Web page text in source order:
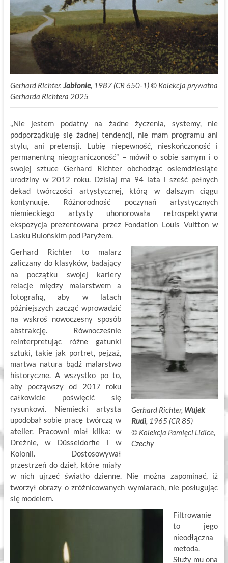
Gerhard Richter, Jabłonie, 1987 (CR 650-1) © Kolekcja prywatna
Gerharda Richtera 2025
,,Nie jestem podatny na żadne życzenia, systemy, nie
podporządkuję się żadnej tendencji, nie mam programu ani
stylu, ani pretensji. Lubię niepewność, nieskończoność i
permanentną nieograniczoność” – mówił o sobie samym i o
swojej sztuce Gerhard Richter obchodząc osiemdziesiąte
urodziny w 2012 roku. Dzisiaj ma 94 lata i sześć pełnych
dekad twórczości artystycznej, którą w dalszym ciągu
kontynuuje. Różnorodność poczynań artystycznych
niemieckiego artysty uhonorowała retrospektywna
ekspozycja prezentowana przez Fondation Louis Vuitton w
Lasku Bulońskim pod Paryżem.
Gerhard Richter, Wujek
Rudi, 1965 (CR 85)
© Kolekcja Pamięci Lidice,
Czechy
Gerhard Richter to malarz
zaliczany do klasyków, badający
na początku swojej kariery
relacje między malarstwem a
fotografią, aby w latach
późniejszych zacząć wprowadzić
na wskroś nowoczesny sposób
abstrakcję. Równocześnie
reinterpretując różne gatunki
sztuki, takie jak portret, pejzaż,
martwa natura bądź malarstwo
historyczne. A wszystko po to,
aby począwszy od 2017 roku
całkowicie poświęcić się
rysunkowi. Niemiecki artysta
upodobał sobie pracę twórczą w
atelier. Pracowni miał kilka: w
Dreźnie, w Düsseldorfie i w
Kolonii. Dostosowywał
przestrzeń do dzieł, które miały
w nich ujrzeć światło dzienne. Nie można zapominać, iż
tworzył obrazy o zróżnicowanych wymiarach, nie posługując
się modelem.
Filtrowanie
to jego
nieodłączna
metoda.
Służy mu ona